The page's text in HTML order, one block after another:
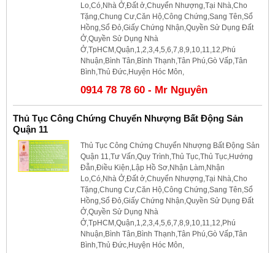
Lo,Có,Nhà Ở,Đất ở,Chuyển Nhượng,Tại Nhà,Cho
Tặng,Chung Cư,Căn Hộ,Công Chứng,Sang Tên,Sổ
Hồng,Sổ Đỏ,Giấy Chứng Nhận,Quyền Sử Dụng Đất
Ở,Quyền Sử Dụng Nhà
Ở,TpHCM,Quận,1,2,3,4,5,6,7,8,9,10,11,12,Phú
Nhuận,Bình Tân,Bình Thạnh,Tân Phú,Gò Vấp,Tân
Bình,Thủ Đức,Huyện Hóc Môn,
0914 78 78 60 - Mr Nguyên
Thủ Tục Công Chứng Chuyển Nhượng Bất Động Sản
Quận 11
Thủ Tục Công Chứng Chuyển Nhượng Bất Động Sản
Quận 11,Tư Vấn,Quy Trình,Thủ Tục,Thủ Tục,Hướng
Đẫn,Điều Kiện,Lập Hồ Sơ,Nhận Làm,Nhận
Lo,Có,Nhà Ở,Đất ở,Chuyển Nhượng,Tại Nhà,Cho
Tặng,Chung Cư,Căn Hộ,Công Chứng,Sang Tên,Sổ
Hồng,Sổ Đỏ,Giấy Chứng Nhận,Quyền Sử Dụng Đất
Ở,Quyền Sử Dụng Nhà
Ở,TpHCM,Quận,1,2,3,4,5,6,7,8,9,10,11,12,Phú
Nhuận,Bình Tân,Bình Thạnh,Tân Phú,Gò Vấp,Tân
Bình,Thủ Đức,Huyện Hóc Môn,